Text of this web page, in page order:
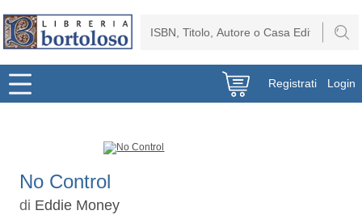
Registrati Login
No Control
di Eddie Money